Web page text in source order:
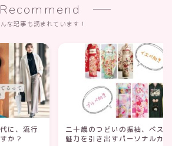
Recommend
な記事も読まれています！
に、流行
か？
二十歳のつどいの振袖、ベス
魅力を引き出すパーソナルカ